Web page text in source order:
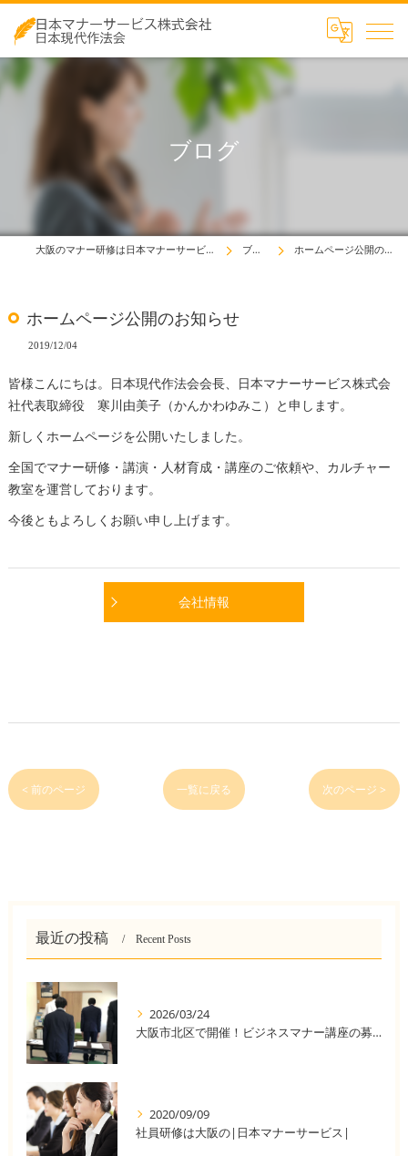
ブログ
大阪のマナー研修は日本マナーサービス株式会社 ブログ ホームページ公開のお知らせ
ホームページ公開のお知らせ
2019/12/04
皆様こんにちは。日本現代作法会会長、日本マナーサービス株式会
社代表取締役 寒川由美子（かんかわゆみこ）と申します。
新しくホームページを公開いたしました。
全国でマナー研修・講演・人材育成・講座のご依頼や、カルチャー
教室を運営しております。
今後ともよろしくお願い申し上げます。
会社情報
< 前のページ 一覧に戻る 次のページ >
最近の投稿 Recent Posts
2026/03/24
大阪市北区で開催！ビジネスマナー講座の募集中
2020/09/09
社員研修は大阪の|日本マナーサービス|